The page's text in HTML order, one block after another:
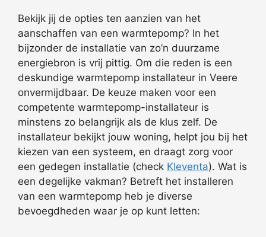
Bekijk jij de opties ten aanzien van het
aanschaffen van een warmtepomp? In het
bijzonder de installatie van zo’n duurzame
energiebron is vrij pittig. Om die reden is een
deskundige warmtepomp installateur in Veere
onvermijdbaar. De keuze maken voor een
competente warmtepomp-installateur is
minstens zo belangrijk als de klus zelf. De
installateur bekijkt jouw woning, helpt jou bij het
kiezen van een systeem, en draagt zorg voor
een gedegen installatie (check Kleventa). Wat is
een degelijke vakman? Betreft het installeren
van een warmtepomp heb je diverse
bevoegdheden waar je op kunt letten: